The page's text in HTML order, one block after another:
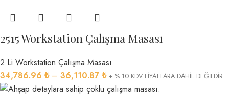
2515 Workstation Çalışma Masası
2 Li Workstation Çalışma Masası
34,786.96 ₺ – 36,110.87 ₺ + % 10 KDV FİYATLARA DAHİL DEĞİLDİR..